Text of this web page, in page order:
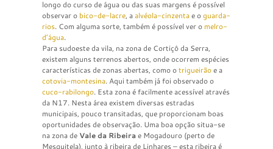
longo do curso de água ou das suas margens é possível
observar o bico-de-lacre, aalvéola-cinzentae oguarda-
rios. Com alguma sorte, também é possível ver o melro-
d’água.
Para sudoeste da vila, na zona de Cortiçô da Serra,
existem alguns terrenos abertos, onde ocorrem espécies
características de zonas abertas, como otrigueirãoe a
cotovia-montesina. Aqui também já foi observado o
cuco-rabilongo. Esta zona é facilmente acessível através
da N17. Nesta área existem diversas estradas
municipais, pouco transitadas, que proporcionam boas
oportunidades de observação. Uma boa opção situa-se
na zona de Vale da Ribeirae Mogadouro (perto de
Mesquitela), junto à ribeira de Linhares – esta ribeira é